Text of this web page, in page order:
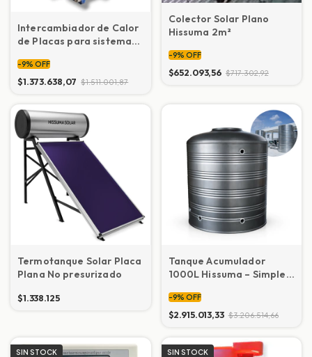
Intercambiador de Calor
de Placas para sistema
-9% OFF
$1.373.638,07 $1.511.001,87
Colector Solar Plano
Hissuma 2m²
-9% OFF
$652.093,56 $717.302,92
Termotanque Solar Placa
Plana No presurizado
$1.338.125
Tanque Acumulador
1000L Hissuma – Simple
-9% OFF
$2.915.013,33 $3.206.514,66
SIN STOCK SIN STOCK